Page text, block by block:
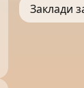
Заклади